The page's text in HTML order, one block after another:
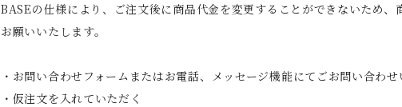
BASEの仕様により、ご注文後に商品代金を変更することができないため
お願いいたします。
・お問い合わせフォームまたはお電話、メッセージ機能にてごお問い合わせ
・仮注文を入れていただく